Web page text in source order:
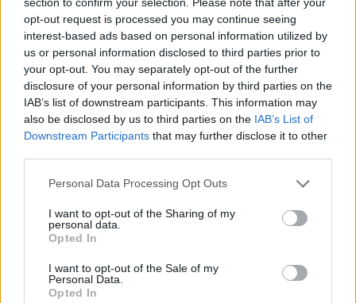
opt-out request is processed you may continue seeing
interest-based ads based on personal information utilized by
us or personal information disclosed to third parties prior to
your opt-out. You may separately opt-out of the further
disclosure of your personal information by third parties on the
IAB’s list of downstream participants. This information may
also be disclosed by us to third parties on the IAB’s List of
Downstream Participants that may further disclose it to other
Personal Data Processing Opt Outs
I want to opt-out of the Sharing of my
personal data.
Opted In
I want to opt-out of the Sale of my
Personal Data.
Opted In
La mía no tiene carné.....
Salu2
D.W.
Mad-i
Publicado26 de Mayo del 2004
Je Je Je
Lo mejor es no dejarle el coche... y mi mujer tiene un Opel